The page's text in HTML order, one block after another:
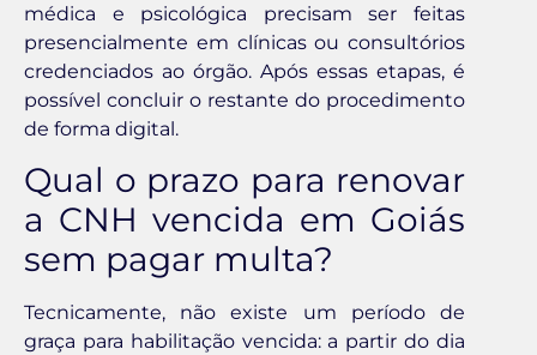
médica e psicológica precisam ser feitas
presencialmente em clínicas ou consultórios
credenciados ao órgão. Após essas etapas, é
possível concluir o restante do procedimento
de forma digital.
Qual o prazo para renovar
a CNH vencida em Goiás
sem pagar multa?
Tecnicamente, não existe um período de
graça para habilitação vencida: a partir do dia